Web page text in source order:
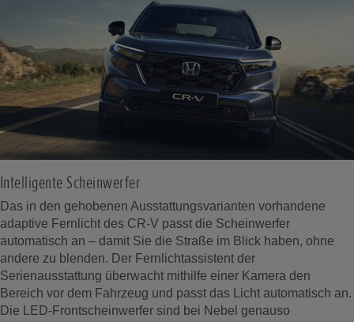
Intelligente Scheinwerfer
Das in den gehobenen Ausstattungsvarianten vorhandene
adaptive Fernlicht des CR-V passt die Scheinwerfer
automatisch an – damit Sie die Straße im Blick haben, ohne
andere zu blenden. Der Fernlichtassistent der
Serienausstattung überwacht mithilfe einer Kamera den
Bereich vor dem Fahrzeug und passt das Licht automatisch an.
Die LED-Frontscheinwerfer sind bei Nebel genauso